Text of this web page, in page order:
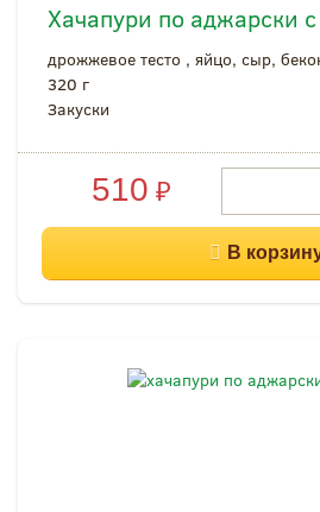
Хачапури по аджарски
дрожжевое тесто , яйцо, сыр,
320 г
Закуски
510 ₽